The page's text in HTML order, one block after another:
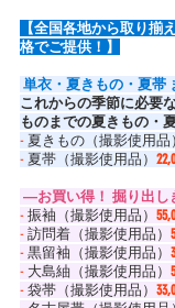
【全国各地から取り揃
格でご提供！】
単衣・夏きもの・夏帯
これからの季節に必要
ものまでの夏きもの・
- 夏きもの（撮影使用品
- 夏帯（撮影使用品）
―お買い得！ 掘り出
- 振袖（撮影使用品）
- 訪問着（撮影使用品）
- 黒留袖（撮影使用品）
- 大島紬（撮影使用品）
- 袋帯（撮影使用品）